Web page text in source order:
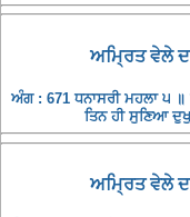
ਅਮ੍ਰਿਤ ਵੇਲੇ
ਅੰਗ : 671 ਧਨਾਸਰੀ ਮਹਲਾ ੫
ਤਿਨ ਹੀ ਸੁਣਿਆ
ਅਮ੍ਰਿਤ ਵੇਲੇ